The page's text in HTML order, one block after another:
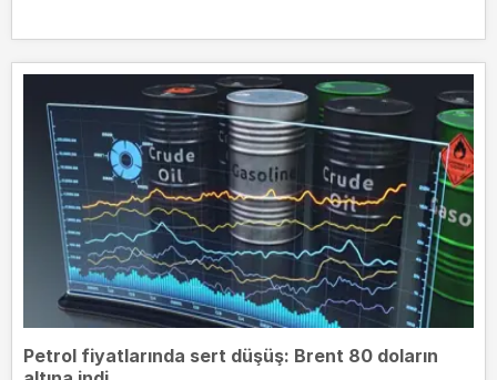
Petrol fiyatlarında sert düşüş: Brent 80 doların